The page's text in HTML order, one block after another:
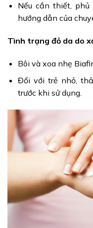
Nếu cần thiết,
hướng dẫn của
Tình trạng đỏ da do
Bôi và xoa nhẹ
Đối với trẻ nhỏ,
trước khi sử dụng.